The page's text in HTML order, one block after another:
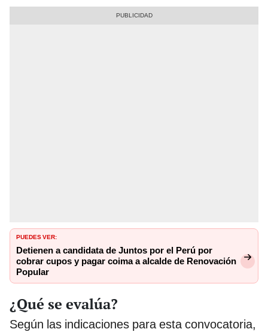
PUEDES VER:
Detienen a candidata de Juntos por el Perú por
cobrar cupos y pagar coima a alcalde de Renovación
Popular
¿Qué se evalúa?
Según las indicaciones para esta convocatoria,